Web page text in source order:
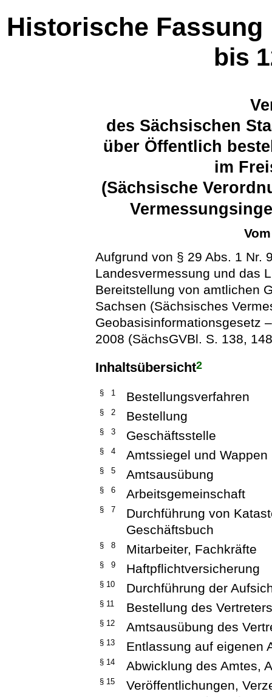
Historische Fassung
bis
des Sächsischen
über Öffentlich
im
(Sächsische
Aufgrund von § 29 Abs. 1 Nr.
Landesvermessung und das
Bereitstellung von amtlichen
Sachsen (Sächsisches
Geobasisinformationsgesetz
2008 (SächsGVBl. S. 138,
Inhaltsübersicht2
§ 1 Bestellungsverfahren
§ 2 Bestellung
§ 3 Geschäftsstelle
§ 4 Amtssiegel und Wappen
§ 5 Amtsausübung
§ 6 Arbeitsgemeinschaft
§ 7
Durchführung von
Geschäftsbuch
§ 8 Mitarbeiter, Fachkräfte
§ 9 Haftpflichtversicherung
§ 10 Durchführung der
§ 11 Bestellung des
§ 12 Amtsausübung des
§ 13 Entlassung auf eigenen
§ 14 Abwicklung des Amtes,
§ 15
Veröffentlichungen,